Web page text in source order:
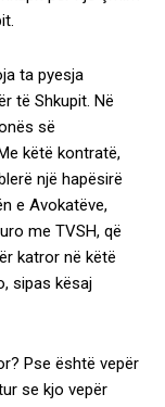
ta pyesja
të Shkupit. Në
së
këtë kontratë,
një hapësirë
e Avokatëve,
me TVSH, që
katror në këtë
sipas kësaj
Pse është vepër
se kjo vepër